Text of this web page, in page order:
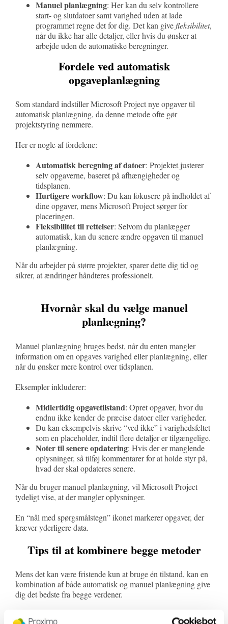
Manuel planlægning: Her kan du selv kontrollere
start- og slutdatoer samt varighed uden at lade
programmet regne det for dig. Det kan givefleksibilitet,
når du ikke har alle detaljer, eller hvis du ønsker at
arbejde uden de automatiske beregninger.
Fordele ved automatisk
opgaveplanlægning
Som standard indstiller Microsoft Project nye opgaver til
automatisk planlægning, da denne metode ofte gør
projektstyring nemmere.
Her er nogle af fordelene:
Automatisk beregning af datoer: Projektet justerer
selv opgaverne, baseret på afhængigheder og
tidsplanen.
Hurtigere workflow: Du kan fokusere på indholdet af
dine opgaver, mens Microsoft Project sørger for
placeringen.
Fleksibilitet til rettelser: Selvom du planlægger
automatisk, kan du senere ændre opgaven til manuel
planlægning.
Når du arbejder på større projekter, sparer dette dig tid og
sikrer, at ændringer håndteres professionelt.
Hvornår skal du vælge manuel
planlægning?
Manuel planlægning bruges bedst, når du enten mangler
information om en opgaves varighed eller planlægning, eller
når du ønsker mere kontrol over tidsplanen.
Eksempler inkluderer:
Midlertidig opgavetilstand: Opret opgaver, hvor du
endnu ikke kender de præcise datoer eller varigheder.
Du kan eksempelvis skrive “ved ikke” i varighedsfeltet
som en placeholder, indtil flere detaljer er tilgængelige.
Noter til senere opdatering: Hvis der er manglende
oplysninger, så tilføj kommentarer for at holde styr på,
hvad der skal opdateres senere.
Når du bruger manuel planlægning, vil Microsoft Project
tydeligt vise, at der mangler oplysninger.
En “nål med spørgsmålstegn” ikonet markerer opgaver, der
kræver yderligere data.
Tips til at kombinere begge metoder
Mens det kan være fristende kun at bruge én tilstand, kan en
kombination af både automatisk og manuel planlægning give
dig det bedste fra begge verdener.